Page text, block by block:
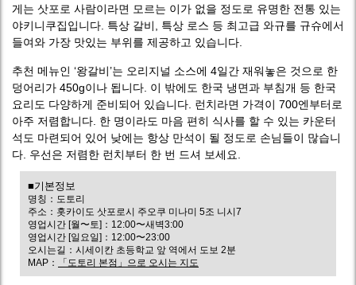
게는 삿포로 사람이라면 모르는 이가 없을 정도로 유명한 전통 있는
야키니쿠집입니다. 특상 갈비, 특상 로스 등 최고급 와규를 규슈에서
들여와 가장 맛있는 부위를 제공하고 있습니다.
추천 메뉴인 ‘왕갈비’는 오리지널 소스에 4일간 재워놓은 것으로 한
덩어리가 450g이나 됩니다. 이 밖에도 한국 냉면과 부침개 등 한국
요리도 다양하게 준비되어 있습니다. 런치라면 가격이 700엔부터로
아주 저렴합니다. 한 명이라도 마음 편히 식사를 할 수 있는 카운터
석도 마련되어 있어 낮에는 항상 만석이 될 정도로 손님들이 많습니
다. 우선은 저렴한 런치부터 한 번 드셔 보세요.
■기본정보
명칭：도토리
주소：홋카이도 삿포로시 주오쿠 미나미 5조 니시7
영업시간 [월〜토]：12:00〜새벽3:00
영업시간 [일요일]：12:00〜23:00
오시는길：시세이칸 초등학교 앞 역에서 도보 2분
MAP：
「도토리 본점」으로 오시는 지도